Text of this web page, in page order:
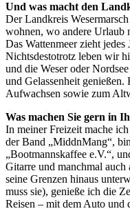
Und was macht den
Der Landkreis
wohnen, wo andere Urlaub
Das Wattenmeer zieht
Nichtsdestotrotz leben wir
und die Weser oder
und Gelassenheit
Aufwachsen sowie zum
Was machen Sie gern in
In meiner Freizeit mache
der Band „MiddnMang“,
„Bootmannskaffee e.V.“,
Gitarre und manchmal auch
seine Grenzen hinaus
muss sie), genieße ich die
Reisen – mit dem Auto und